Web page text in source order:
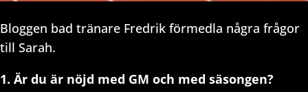
Bloggen bad tränare Fredrik förmedla några frågor
till Sarah.
1. Är du är nöjd med GM och med säsongen?